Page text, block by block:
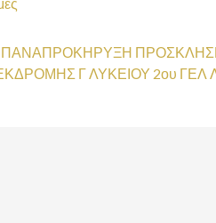
ΕΠΑΝΑΠΡΟΚΗΡΥΞΗ
Γ ΛΥΚΕΙΟΥ 2ου ΓΕΛ